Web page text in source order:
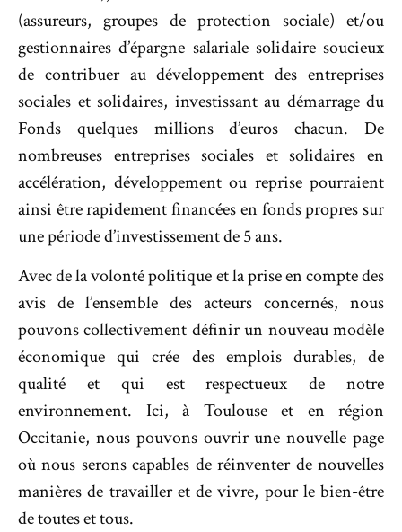
(assureurs, groupes de protection sociale) et/ou
gestionnaires d’épargne salariale solidaire soucieux
de contribuer au développement des entreprises
sociales et solidaires, investissant au démarrage du
Fonds quelques millions d’euros chacun. De
nombreuses entreprises sociales et solidaires en
accélération, développement ou reprise pourraient
ainsi être rapidement financées en fonds propres sur
une période d’investissement de 5 ans.
Avec de la volonté politique et la prise en compte des
avis de l’ensemble des acteurs concernés, nous
pouvons collectivement définir un nouveau modèle
économique qui crée des emplois durables, de
qualité et qui est respectueux de notre
environnement. Ici, à Toulouse et en région
Occitanie, nous pouvons ouvrir une nouvelle page
où nous serons capables de réinventer de nouvelles
manières de travailler et de vivre, pour le bien-être
de toutes et tous.